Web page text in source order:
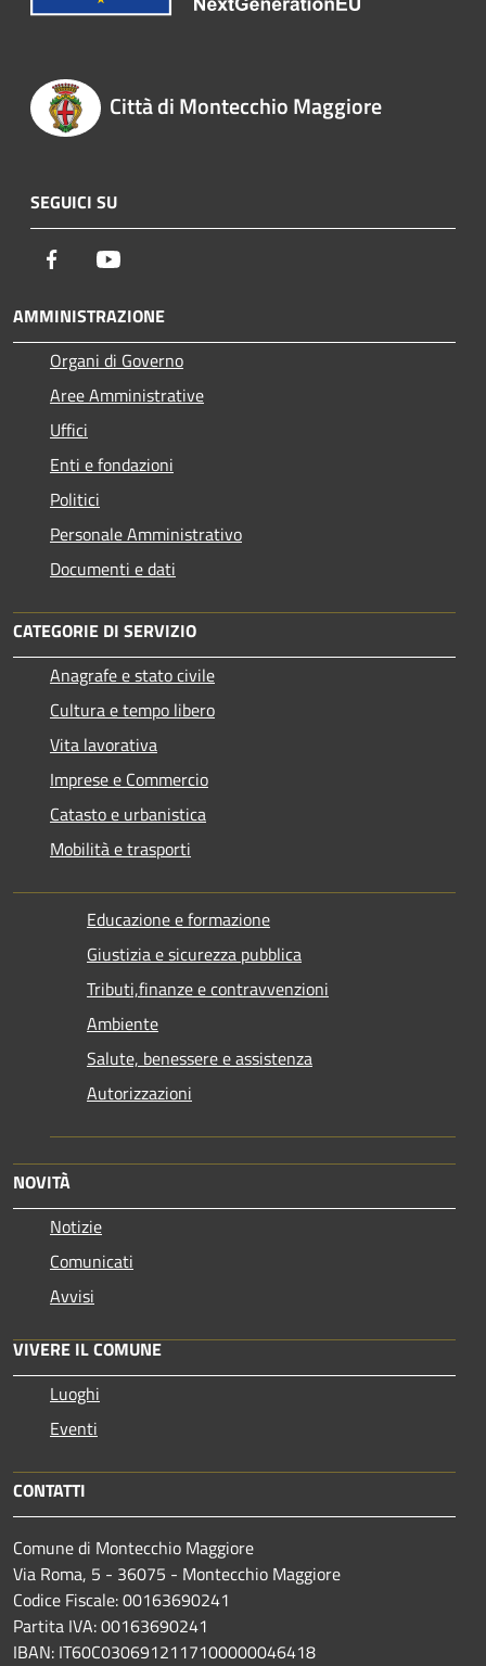
Città di Montecchio Maggiore
SEGUICI SU
Facebook
AMMINISTRAZIONE
Organi di Governo
Aree Amministrative
Uffici
Enti e fondazioni
Politici
Personale Amministrativo
Documenti e dati
CATEGORIE DI SERVIZIO
Anagrafe e stato civile
Cultura e tempo libero
Vita lavorativa
Imprese e Commercio
Catasto e urbanistica
Mobilità e trasporti
Educazione e formazione
Giustizia e sicurezza pubblica
Tributi,finanze e contravvenzioni
Ambiente
Salute, benessere e assistenza
Autorizzazioni
NOVITÀ
Notizie
Comunicati
Avvisi
VIVERE IL COMUNE
Luoghi
Eventi
CONTATTI
Comune di Montecchio Maggiore
Via Roma, 5 - 36075 - Montecchio Maggiore
Codice Fiscale: 00163690241
Partita IVA: 00163690241
IBAN: IT60C0306912117100000046418